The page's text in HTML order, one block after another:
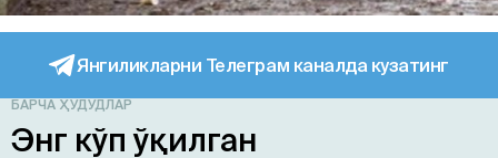
Янгиликларни Телеграм каналда кузатинг
БАРЧА ҲУДУДЛАР
Энг кўп ўқилган